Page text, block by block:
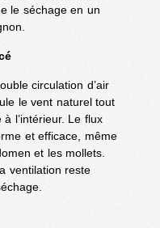
le séchage en un
circulation d’air
le vent naturel tout
l’intérieur. Le flux
et efficace, même
et les mollets.
ventilation reste